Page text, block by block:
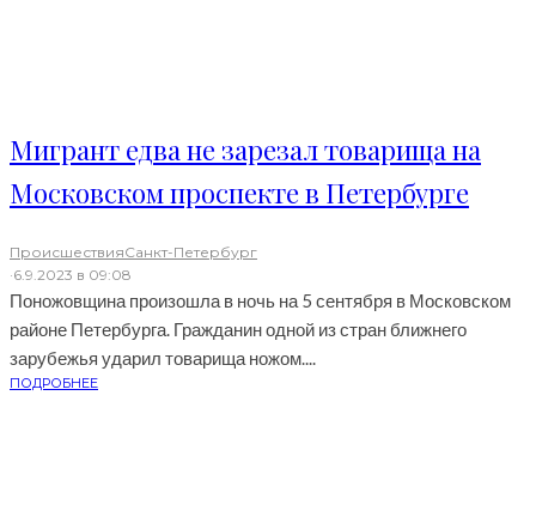
Мигрант едва не зарезал товарища на
Московском проспекте в Петербурге
ПроисшествияСанкт-Петербург
·6.9.2023 в 09:08
Поножовщина произошла в ночь на 5 сентября в Московском
районе Петербурга. Гражданин одной из стран ближнего
зарубежья ударил товарища ножом....
ПОДРОБНЕЕ